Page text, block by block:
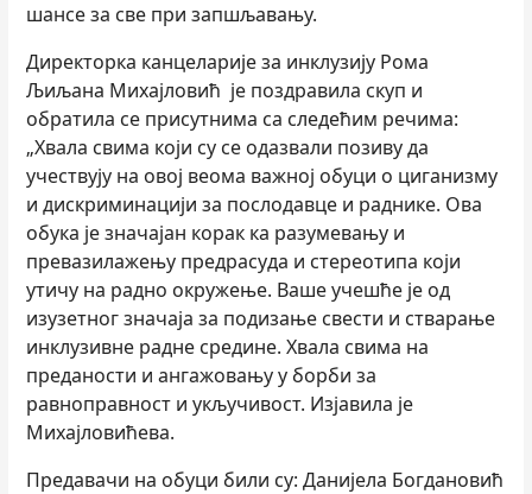
шансе за све при запшљавању.
Директорка канцеларије за инклузију Рома
Љиљана Михајловић је поздравила скуп и
обратила се присутнима са следећим речима:
„Хвала свима који су се одазвали позиву да
учествују на овој веома важној обуци о циганизму
и дискриминацији за послодавце и раднике. Ова
обука је значајан корак ка разумевању и
превазилажењу предрасуда и стереотипа који
утичу на радно окружење. Ваше учешће је од
изузетног значаја за подизање свести и стварање
инклузивне радне средине. Хвала свима на
преданости и ангажовању у борби за
равноправност и укључивост. Изјавила је
Михајловићева.
Предавачи на обуци били су: Данијела Богдановић